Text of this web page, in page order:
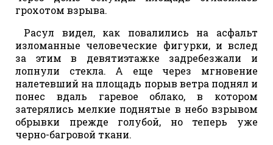
грохотом взрыва.
Расул видел, как повалились на асфальт
изломанные человеческие фигурки, и вслед
за этим в девятиэтажке задребезжали и
лопнули стекла. А еще через мгновение
налетевший на площадь порыв ветра поднял и
понес вдаль гаревое облако, в котором
затерялись мелкие поднятые в небо взрывом
обрывки прежде голубой, но теперь уже
черно-багровой ткани.